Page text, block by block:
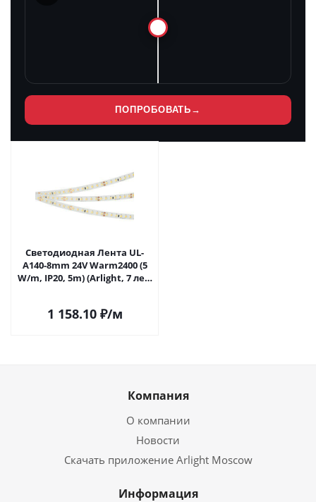
ПОПРОБОВАТЬ →
Светодиодная Лента UL-
A140-8mm 24V Warm2400 (5
W/m, IP20, 5m) (Arlight, 7 лет)
1 158.10₽/м
Компания
О компании
Новости
Скачать приложение Arlight Moscow
Информация